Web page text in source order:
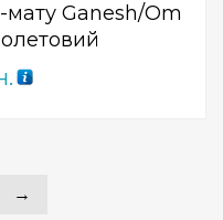
Ganesh/Om
→